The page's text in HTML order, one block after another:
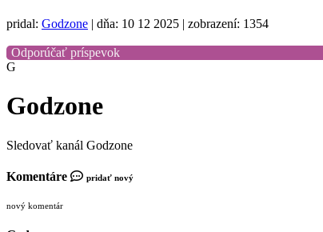
pridal: Godzone | dňa: 10 12 2025 | zobrazení: 1354
Odporúčať príspevok
G
Godzone
Sledovať kanál Godzone
Komentáre pridať nový
nový komentár